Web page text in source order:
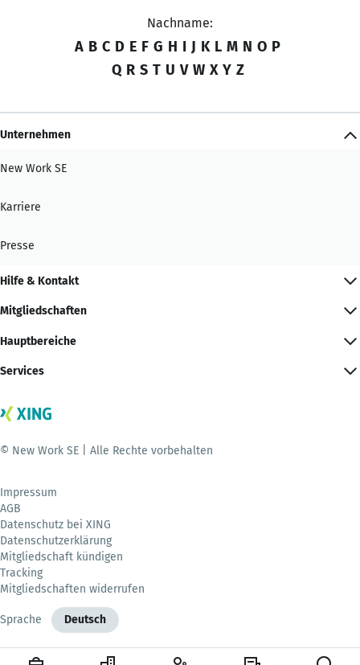
Nachname:
A B C D E F G H I J K L M N O P
Q R S T U V W X Y Z
Unternehmen
New Work SE
Karriere
Presse
Hilfe & Kontakt
Mitgliedschaften
Hauptbereiche
Services
© New Work SE | Alle Rechte vorbehalten
Impressum
AGB
Datenschutz bei XING
Datenschutzerklärung
Mitgliedschaft kündigen
Tracking
Mitgliedschaften widerrufen
Sprache Deutsch